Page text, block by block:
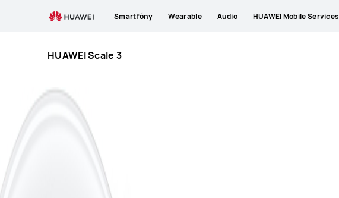
Smartfóny Wearable Audio HUAWEI Mobile Services
HUAWEI Scale 3